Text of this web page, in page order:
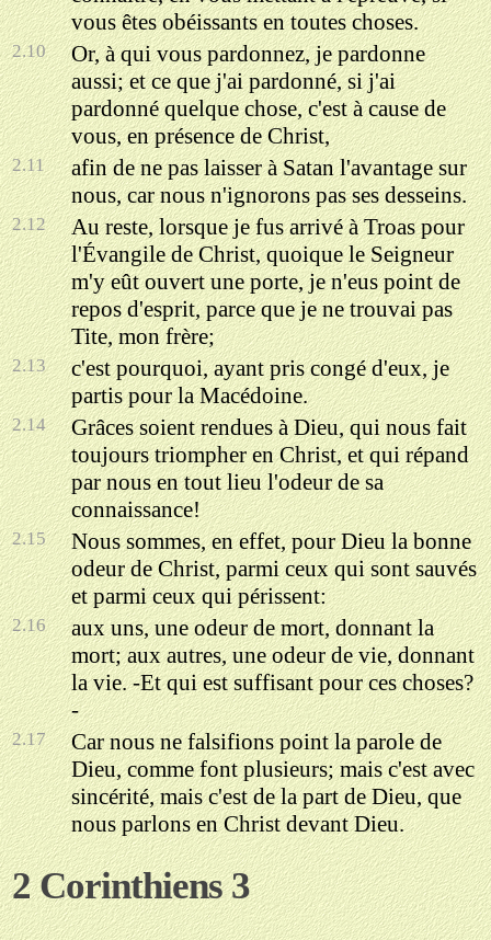
vous êtes obéissants en toutes choses.
2.10
Or, à qui vous pardonnez, je pardonne
aussi; et ce que j'ai pardonné, si j'ai
pardonné quelque chose, c'est à cause de
vous, en présence de Christ,
2.11
afin de ne pas laisser à Satan l'avantage sur
nous, car nous n'ignorons pas ses desseins.
2.12
Au reste, lorsque je fus arrivé à Troas pour
l'Évangile de Christ, quoique le Seigneur
m'y eût ouvert une porte, je n'eus point de
repos d'esprit, parce que je ne trouvai pas
Tite, mon frère;
2.13
c'est pourquoi, ayant pris congé d'eux, je
partis pour la Macédoine.
2.14
Grâces soient rendues à Dieu, qui nous fait
toujours triompher en Christ, et qui répand
par nous en tout lieu l'odeur de sa
connaissance!
2.15
Nous sommes, en effet, pour Dieu la bonne
odeur de Christ, parmi ceux qui sont sauvés
et parmi ceux qui périssent:
2.16
aux uns, une odeur de mort, donnant la
mort; aux autres, une odeur de vie, donnant
la vie. -Et qui est suffisant pour ces choses?
-
2.17
Car nous ne falsifions point la parole de
Dieu, comme font plusieurs; mais c'est avec
sincérité, mais c'est de la part de Dieu, que
nous parlons en Christ devant Dieu.
2 Corinthiens 3